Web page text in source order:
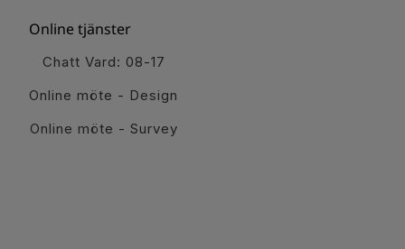
Online tjänster
Chatt Vard: 08-17
Online möte - Design
Online möte - Survey